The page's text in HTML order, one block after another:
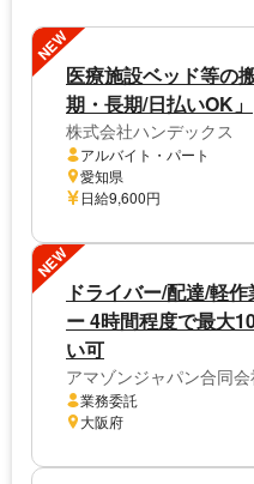
NEW
医療施設ベッド等の
期・長期/日払いOK」
株式会社ハンデックス
アルバイト・パート
愛知県
日給9,600円
NEW
ドライバー/配達/軽
ー 4時間程度で最大
い可
アマゾンジャパン合同
業務委託
大阪府